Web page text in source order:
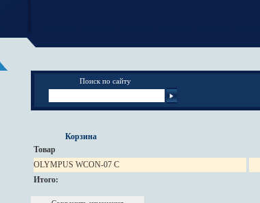
Поиск по сайту
Корзина
Товар
OLYMPUS WCON-07 C
Итого: